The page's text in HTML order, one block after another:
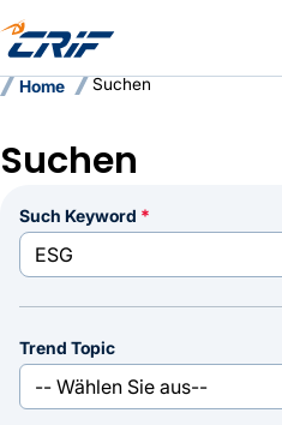
Home Suchen
Suchen
Such Keyword
Trend Topic